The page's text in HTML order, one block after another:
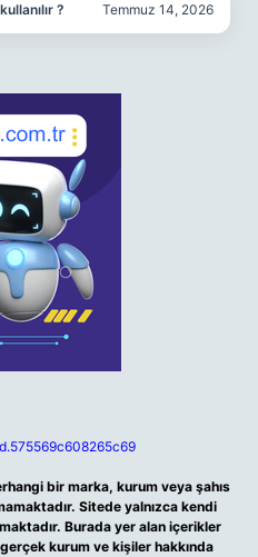
? Temmuz 14, 2026
bir marka, kurum veya şahıs
Sitede yalnızca kendi
Burada yer alan içerikler
kurum ve kişiler hakkında